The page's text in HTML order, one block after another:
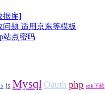
据库]
问题 适用京东等模板
站点密码
js Mysql Oauth php sdk下载